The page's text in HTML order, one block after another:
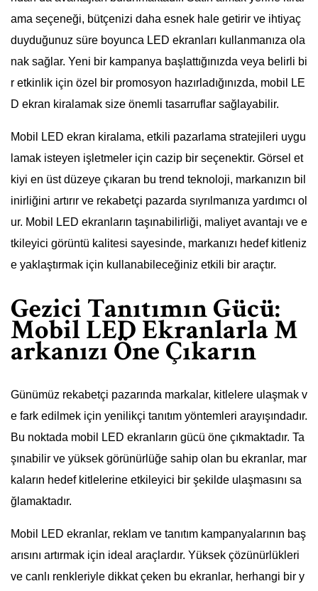
ama seçeneği, bütçenizi daha esnek hale getirir ve ihtiyaç
duyduğunuz süre boyunca LED ekranları kullanmanıza ola
nak sağlar. Yeni bir kampanya başlattığınızda veya belirli bi
r etkinlik için özel bir promosyon hazırladığınızda, mobil LE
D ekran kiralamak size önemli tasarruflar sağlayabilir.
Mobil LED ekran kiralama, etkili pazarlama stratejileri uygu
lamak isteyen işletmeler için cazip bir seçenektir. Görsel et
kiyi en üst düzeye çıkaran bu trend teknoloji, markanızın bil
inirliğini artırır ve rekabetçi pazarda sıyrılmanıza yardımcı ol
ur. Mobil LED ekranların taşınabilirliği, maliyet avantajı ve e
tkileyici görüntü kalitesi sayesinde, markanızı hedef kitleniz
e yaklaştırmak için kullanabileceğiniz etkili bir araçtır.
Gezici Tanıtımın Gücü:
Mobil LED Ekranlarla M
arkanızı Öne Çıkarın
Günümüz rekabetçi pazarında markalar, kitlelere ulaşmak v
e fark edilmek için yenilikçi tanıtım yöntemleri arayışındadır.
Bu noktada mobil LED ekranların gücü öne çıkmaktadır. Ta
şınabilir ve yüksek görünürlüğe sahip olan bu ekranlar, mar
kaların hedef kitlelerine etkileyici bir şekilde ulaşmasını sa
ğlamaktadır.
Mobil LED ekranlar, reklam ve tanıtım kampanyalarının baş
arısını artırmak için ideal araçlardır. Yüksek çözünürlükleri
ve canlı renkleriyle dikkat çeken bu ekranlar, herhangi bir y